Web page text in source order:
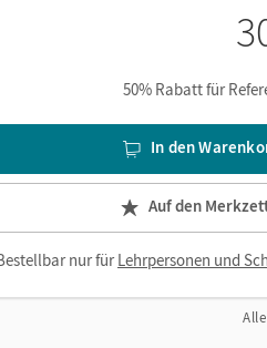
50% Rabatt für
In den
Auf den
nur fürLehrpersonen und